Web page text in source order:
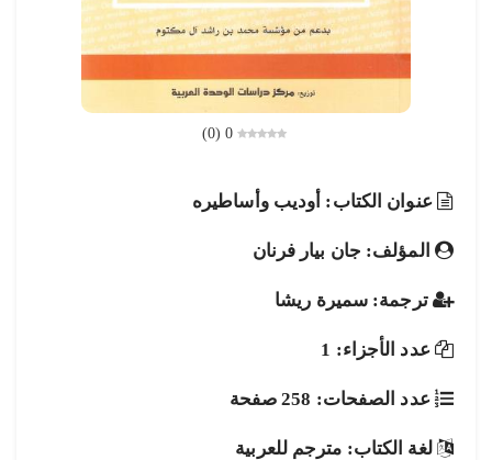
0
(
0
)
عنوان الكتاب: أوديب وأساطيره
المؤلف: جان بيار فرنان
ترجمة: سميرة ريشا
عدد الأجزاء: 1
عدد الصفحات: 258 صفحة
لغة الكتاب: مترجم للعربية